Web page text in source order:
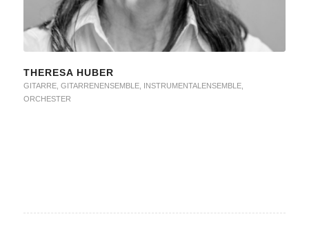
THERESA HUBER
GITARRE, GITARRENENSEMBLE, INSTRUMENTALENSEMBLE,
ORCHESTER